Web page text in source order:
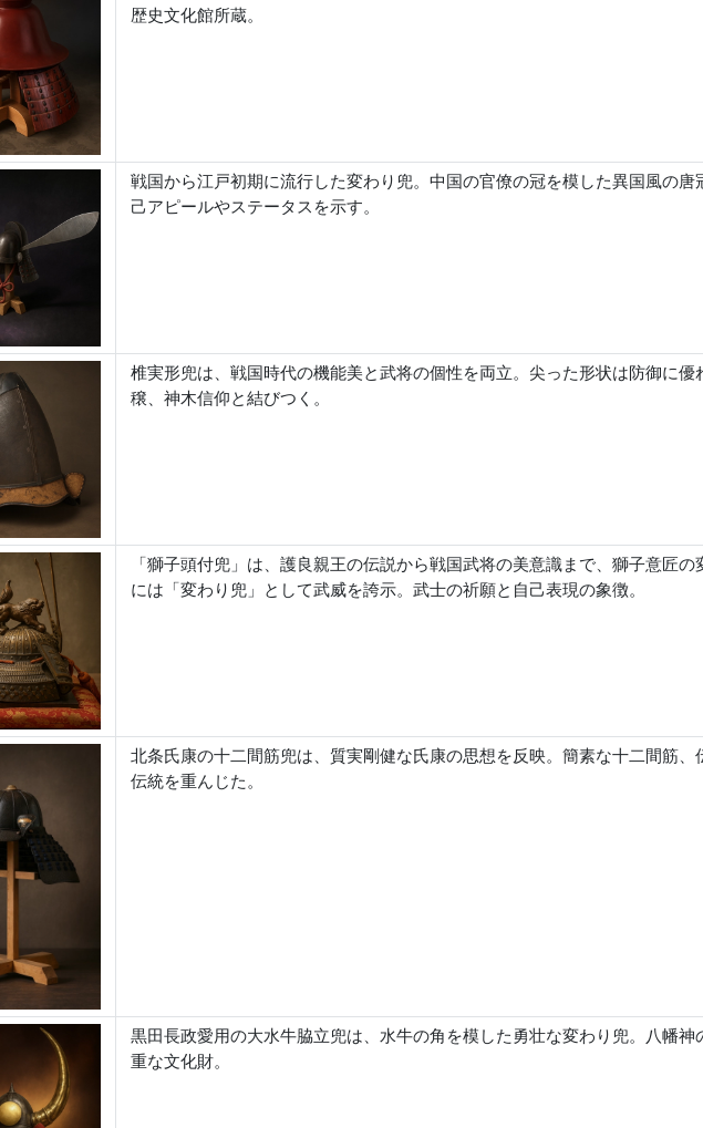
歴史文化館所蔵。
戦国から江戸初期に流行した変わり兜。中国の官僚の冠を模した異国風の
己アピールやステータスを示す。
椎実形兜は、戦国時代の機能美と武将の個性を両立。尖った形状は防御に
穣、神木信仰と結びつく。
「獅子頭付兜」は、護良親王の伝説から戦国武将の美意識まで、獅子意匠
には「変わり兜」として武威を誇示。武士の祈願と自己表現の象徴。
北条氏康の十二間筋兜は、質実剛健な氏康の思想を反映。簡素な十二間筋
伝統を重んじた。
黒田長政愛用の大水牛脇立兜は、水牛の角を模した勇壮な変わり兜。八幡
重な文化財。